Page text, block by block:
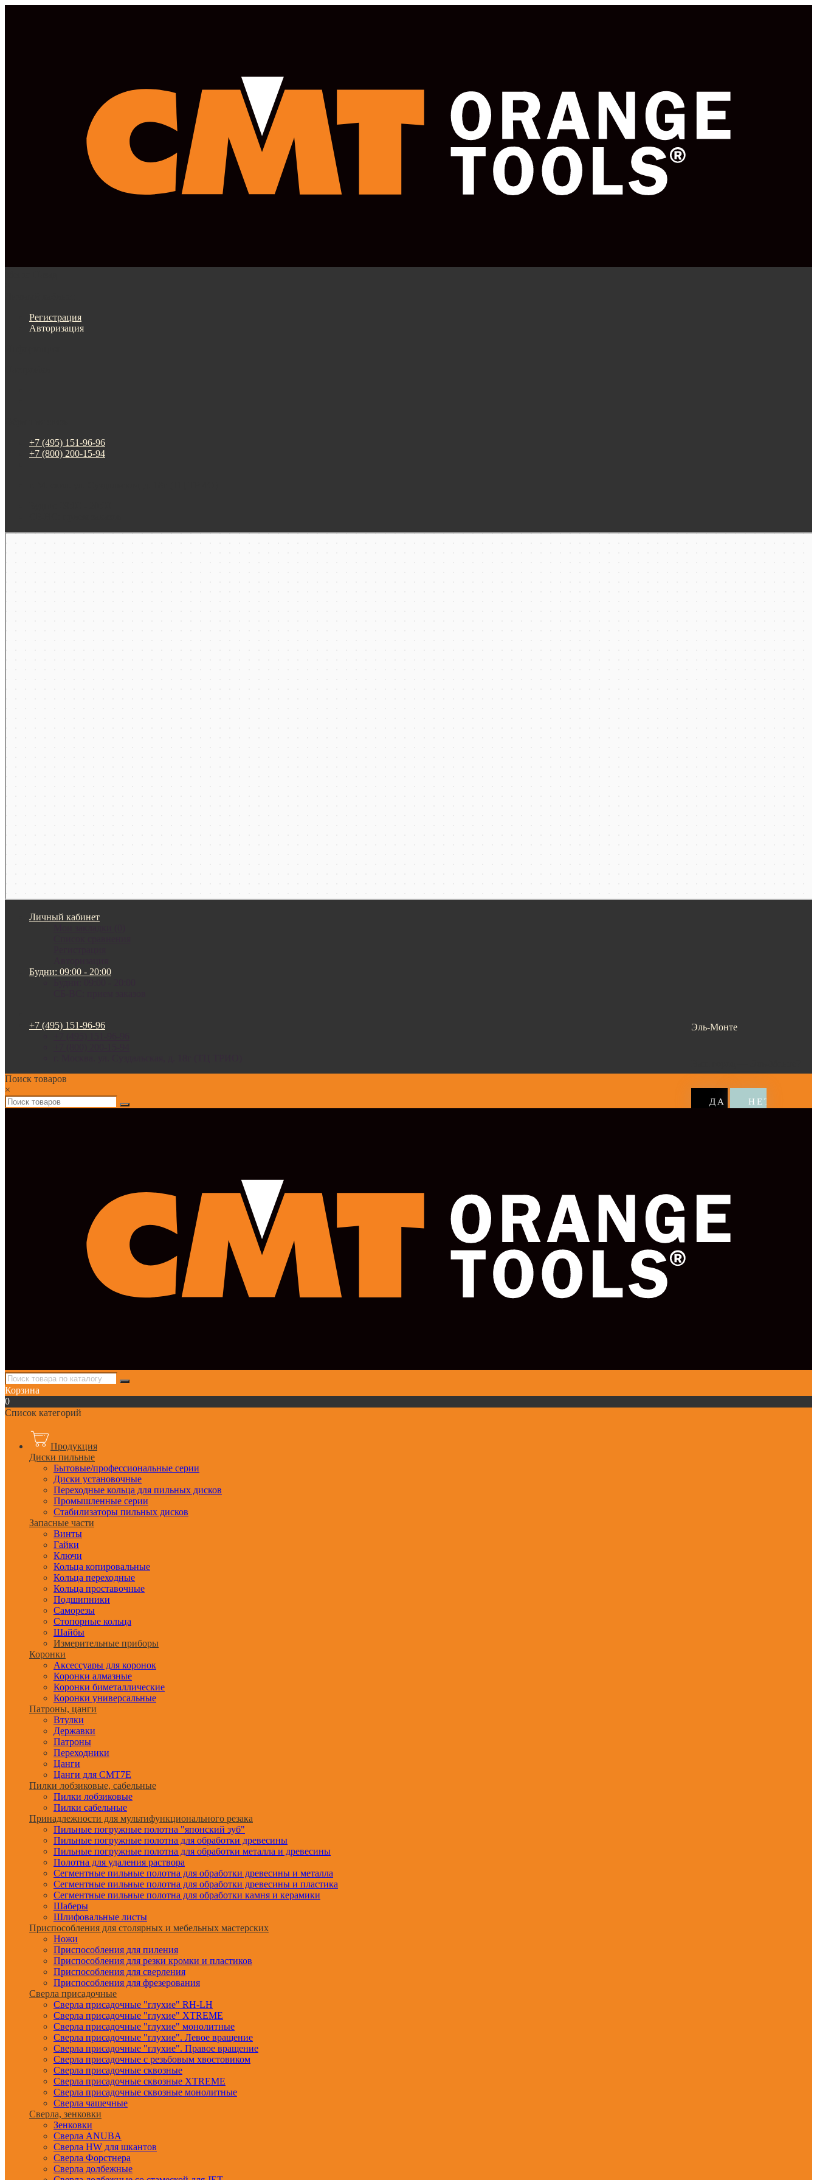
Регистрация
Авторизация
+7 (495) 151-96-96
+7 (800) 200-15-94
Москва
Личный кабинет
Будни: 09:00 - 20:00
Эль-Монте
+7 (495) 151-96-96
Поиск товаров
×
Корзина
0
Список категорий
Продукция
Диски пильные
Бытовые/профессиональные серии
Диски установочные
Переходные кольца для пильных дисков
Промышленные серии
Стабилизаторы пильных дисков
Запасные части
Винты
Гайки
Ключи
Кольца копировальные
Кольца переходные
Кольца проставочные
Подшипники
Саморезы
Стопорные кольца
Шайбы
Измерительные приборы
Коронки
Аксессуары для коронок
Коронки алмазные
Коронки биметаллические
Коронки универсальные
Патроны, цанги
Втулки
Державки
Патроны
Переходники
Цанги
Цанги для CMT7E
Пилки лобзиковые, сабельные
Пилки лобзиковые
Пилки сабельные
Принадлежности для мультифункционального резака
Пильные погружные полотна "японский зуб"
Пильные погружные полотна для обработки древесины
Пильные погружные полотна для обработки металла и древесины
Полотна для удаления раствора
Сегментные пильные полотна для обработки древесины и металла
Сегментные пильные полотна для обработки древесины и пластика
Сегментные пильные полотна для обработки камня и керамики
Шаберы
Шлифовальные листы
Приспособления для столярных и мебельных мастерских
Ножи
Приспособления для пиления
Приспособления для резки кромки и пластиков
Приспособления для сверления
Приспособления для фрезерования
Сверла присадочные
Сверла присадочные "глухие" RH-LH
Сверла присадочные "глухие" XTREME
Сверла присадочные "глухие" монолитные
Сверла присадочные "глухие". Левое вращение
Сверла присадочные "глухие". Правое вращение
Сверла присадочные с резьбовым хвостовиком
Сверла присадочные сквозные
Сверла присадочные сквозные XTREME
Сверла присадочные сквозные монолитные
Сверла чашечные
Сверла, зенковки
Зенковки
Сверла ANUBA
Сверла HW для шкантов
Сверла Форстнера
Сверла долбежные